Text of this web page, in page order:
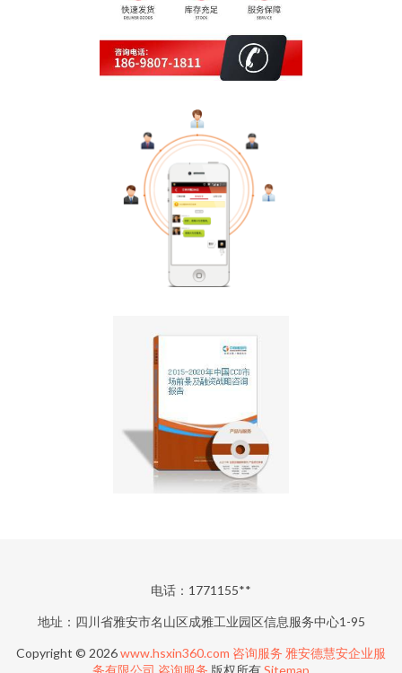
电话：1771155**
地址：四川省雅安市名山区成雅工业园区信息服务中心1-95
Copyright © 2026www.hsxin360.com 咨询服务 雅安德慧安企业服
务有限公司 咨询服务 版权所有Sitemap